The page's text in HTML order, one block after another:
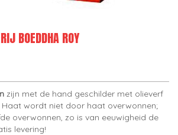
BOEDDHA ROY
zijn met de hand geschilder met olieverf
Haat wordt niet door haat overwonnen;
overwonnen, zo is van eeuwigheid de
levering!